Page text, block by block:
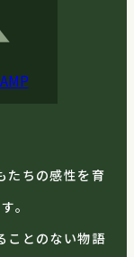
たちの感性を育
。
ことのない物語